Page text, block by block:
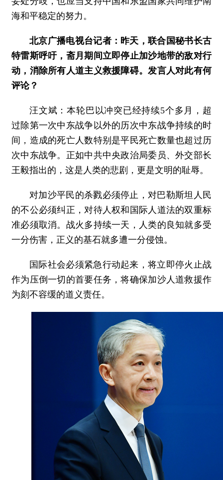
海和平稳定的努力。
北京广播电视台记者：昨天，联合国秘书长古
特雷斯呼吁，斋月期间立即停止加沙地带的敌对行
动，消除所有人道主义救援障碍。发言人对此有何
评论？
汪文斌：本轮巴以冲突已经持续5个多月，超
过除第一次中东战争以外的历次中东战争持续的时
间，造成的死亡人数特别是平民死亡数量也超过历
次中东战争。正如中共中央政治局委员、外交部长
王毅指出的，这是人类的悲剧，更是文明的耻辱。
对加沙平民的杀戮必须停止，对巴勒斯坦人民
的不公必须纠正，对待人权和国际人道法的双重标
准必须取消。战火多持续一天，人类的良知就多受
一分伤害，正义的基石就多遭一分侵蚀。
国际社会必须紧急行动起来，将立即停火止战
作为压倒一切的首要任务，将确保加沙人道救援作
为刻不容缓的道义责任。